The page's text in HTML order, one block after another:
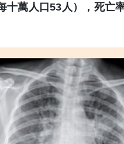
十萬人口53人），死亡